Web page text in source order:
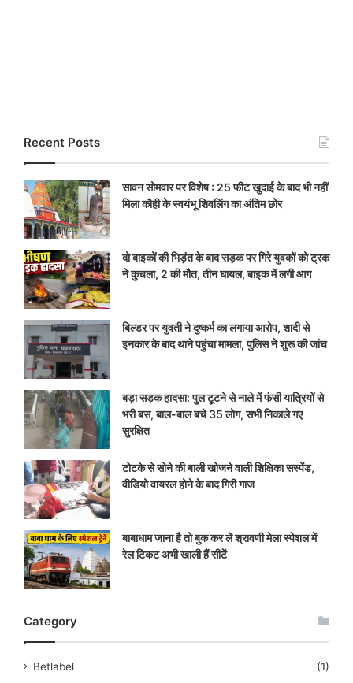
Recent Posts
सावन सोमवार पर विशेष : 25 फीट खुदाई के बाद भी नहीं
मिला कौही के स्वयंभू शिवलिंग का अंतिम छोर
दो बाइकों की भिड़ंत के बाद सड़क पर गिरे युवकों को ट्रक
ने कुचला, 2 की मौत, तीन घायल, बाइक में लगी आग
बिल्डर पर युवती ने दुष्कर्म का लगाया आरोप, शादी से
इनकार के बाद थाने पहुंचा मामला, पुलिस ने शुरू की जांच
बड़ा सड़क हादसा: पुल टूटने से नाले में फंसी यात्रियों से
भरी बस, बाल-बाल बचे 35 लोग, सभी निकाले गए
सुरक्षित
टोटके से सोने की बाली खोजने वाली शिक्षिका सस्पेंड,
वीडियो वायरल होने के बाद गिरी गाज
बाबाधाम जाना है तो बुक कर लें श्रावणी मेला स्पेशल में
रेल टिकट अभी खाली हैं सीटें
Category
Betlabel
(1)